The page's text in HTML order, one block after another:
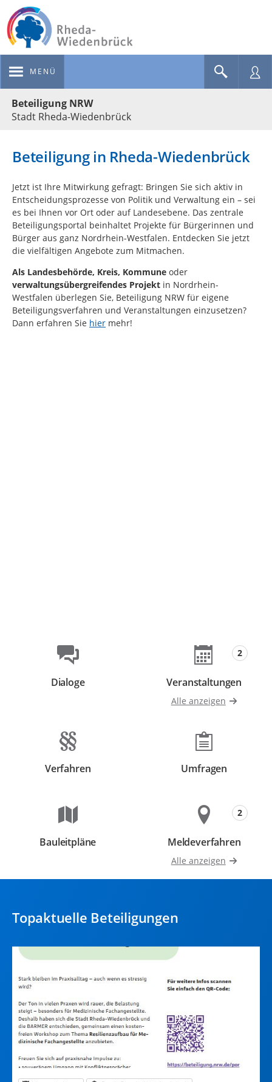
MENÜ
Beteiligung NRW
Stadt Rheda-Wiedenbrück
Beteiligung in Rheda-Wiedenbrück
Jetzt ist Ihre Mitwirkung gefragt: Bringen Sie sich aktiv in
Entscheidungsprozesse von Politik und Verwaltung ein – sei
es bei Ihnen vor Ort oder auf Landesebene. Das zentrale
Beteiligungsportal beinhaltet Projekte für Bürgerinnen und
Bürger aus ganz Nordrhein-Westfalen. Entdecken Sie jetzt
die vielfältigen Angebote zum Mitmachen.
Als Landesbehörde, Kreis, Kommune oder
verwaltungsübergreifendes Projekt in Nordrhein-
Westfalen überlegen Sie, Beteiligung NRW für eigene
Beteiligungsverfahren und Veranstaltungen einzusetzen?
Dann erfahren Sie hier mehr!
Beteiligungsformate
Dialoge Veranstaltungen
2
Beteiligungen
Alle anzeigen
Verfahren Umfragen
Bauleitpläne Meldeverfahren
2
Beteiligungen
Alle anzeigen
Topaktuelle Beteiligungen